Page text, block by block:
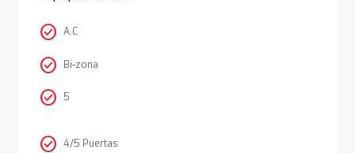
check_circle A.C
check_circle Bi-zona
check_circle 5
check_circle 4/5 Puertas